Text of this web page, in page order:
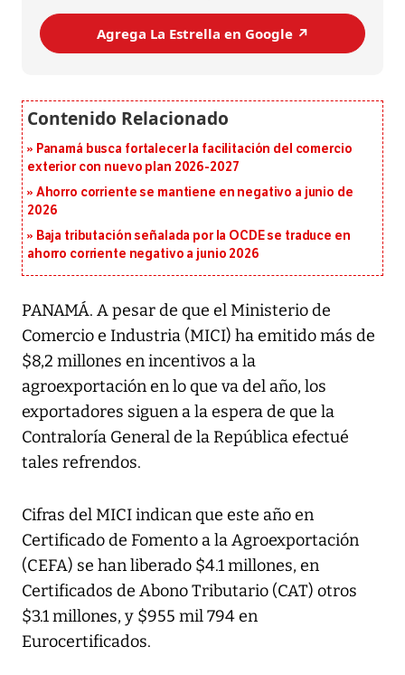
Agrega La Estrella en Google ↗️
Panamá busca fortalecer la facilitación del comercio
exterior con nuevo plan 2026-2027
Ahorro corriente se mantiene en negativo a junio de
2026
Baja tributación señalada por la OCDE se traduce en
ahorro corriente negativo a junio 2026
PANAMÁ. A pesar de que el Ministerio de
Comercio e Industria (MICI) ha emitido más de
$8,2 millones en incentivos a la
agroexportación en lo que va del año, los
exportadores siguen a la espera de que la
Contraloría General de la República efectué
tales refrendos.
Cifras del MICI indican que este año en
Certificado de Fomento a la Agroexportación
(CEFA) se han liberado $4.1 millones, en
Certificados de Abono Tributario (CAT) otros
$3.1 millones, y $955 mil 794 en
Eurocertificados.